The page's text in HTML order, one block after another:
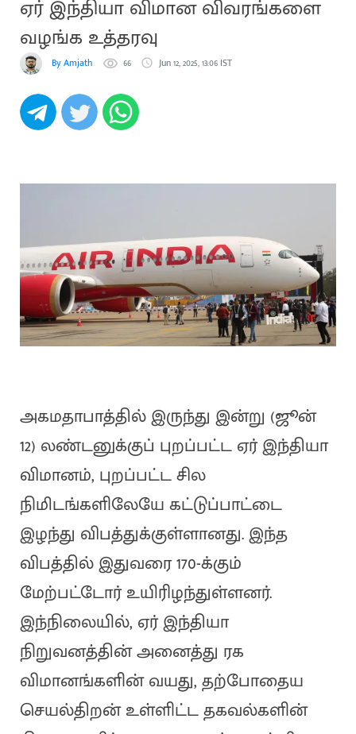
ஏர் இந்தியா விமான விவரங்களை
வழங்க உத்தரவு
By Amjath 66 Jun 12, 2025, 13:06 IST
அகமதாபாத்தில் இருந்து இன்று (ஜூன்
12) லண்டனுக்குப் புறப்பட்ட ஏர் இந்தியா
விமானம், புறப்பட்ட சில
நிமிடங்களிலேயே கட்டுப்பாட்டை
இழந்து விபத்துக்குள்ளானது. இந்த
விபத்தில் இதுவரை 170-க்கும்
மேற்பட்டோர் உயிரிழந்துள்ளனர்.
இந்நிலையில், ஏர் இந்தியா
நிறுவனத்தின் அனைத்து ரக
விமானங்களின் வயது, தற்போதைய
செயல்திறன் உள்ளிட்ட தகவல்களின்